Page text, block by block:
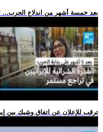
.. بعد خمسة أشهر من اندلاع الحرب...
.. ترقب للإعلان عن اتفاق وشيك بين